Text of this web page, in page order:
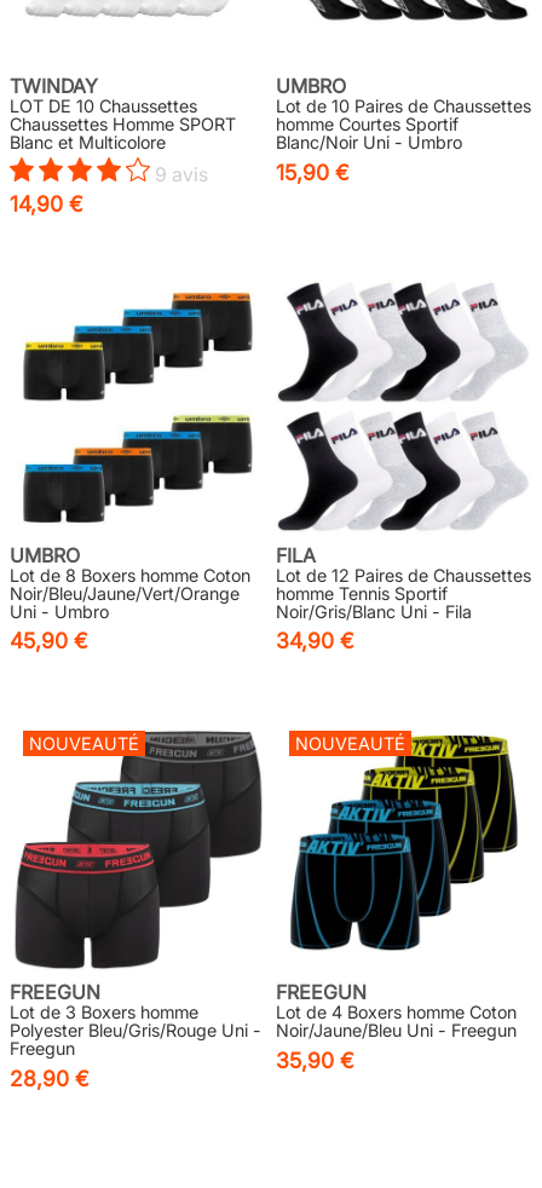
TWINDAY
LOT DE 10 Chaussettes
Chaussettes Homme SPORT
Blanc et Multicolore
9 avis
14,90 €
UMBRO
Lot de 10 Paires de Chaussettes
homme Courtes Sportif
Blanc/Noir Uni - Umbro
15,90 €
UMBRO
Lot de 8 Boxers homme Coton
Noir/Bleu/Jaune/Vert/Orange
Uni - Umbro
45,90 €
FILA
Lot de 12 Paires de Chaussettes
homme Tennis Sportif
Noir/Gris/Blanc Uni - Fila
34,90 €
NOUVEAUTÉ
FREEGUN
Lot de 3 Boxers homme
Polyester Bleu/Gris/Rouge Uni -
Freegun
28,90 €
NOUVEAUTÉ
FREEGUN
Lot de 4 Boxers homme Coton
Noir/Jaune/Bleu Uni - Freegun
35,90 €